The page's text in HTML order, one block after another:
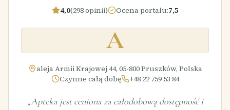
4,0(298 opinii) Ocena portalu:7,5
A
aleja Armii Krajowej 44, 05-800 Pruszków, Polska
Czynne całą dobę
+48 22 759 53 84
„Apteka jest ceniona za całodobową dostępność i